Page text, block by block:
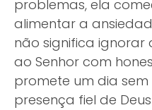
problemas, ela
alimentar a
não significa ignorar
ao Senhor com
promete um dia
presença fiel de